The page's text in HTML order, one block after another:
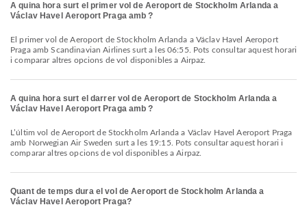
A quina hora surt el primer vol de Aeroport de Stockholm Arlanda a
Václav Havel Aeroport Praga amb ?
El primer vol de Aeroport de Stockholm Arlanda a Václav Havel Aeroport
Praga amb Scandinavian Airlines surt a les 06:55. Pots consultar aquest horari
i comparar altres opcions de vol disponibles a Airpaz.
A quina hora surt el darrer vol de Aeroport de Stockholm Arlanda a
Václav Havel Aeroport Praga amb ?
L’últim vol de Aeroport de Stockholm Arlanda a Václav Havel Aeroport Praga
amb Norwegian Air Sweden surt a les 19:15. Pots consultar aquest horari i
comparar altres opcions de vol disponibles a Airpaz.
Quant de temps dura el vol de Aeroport de Stockholm Arlanda a
Václav Havel Aeroport Praga?